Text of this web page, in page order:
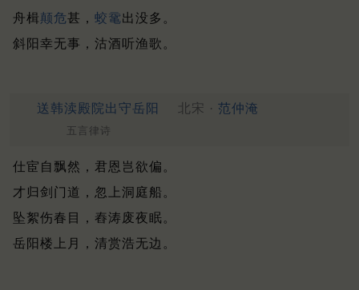
舟楫颠危甚， 蛟鼋出没多。
斜阳幸无事，沽酒听渔歌。
送韩渎殿院出守岳阳 北宋 · 范仲淹
五言律诗
仕宦自飘然，君恩岂欲偏。
才归剑门道，忽上洞庭船。
坠絮伤春目，舂涛废夜眠。
岳阳楼上月，清赏浩无边。